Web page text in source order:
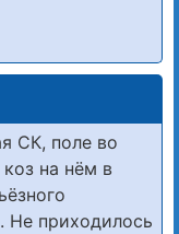
СК, поле во
на нём в
Не приходилось